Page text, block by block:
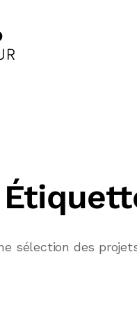
sélection des